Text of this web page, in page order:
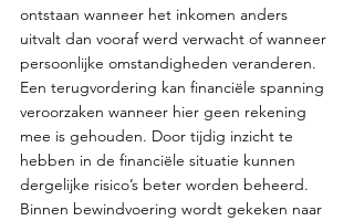
ontstaan wanneer het inkomen anders
uitvalt dan vooraf werd verwacht of wanneer
persoonlijke omstandigheden veranderen.
Een terugvordering kan financiële spanning
veroorzaken wanneer hier geen rekening
mee is gehouden. Door tijdig inzicht te
hebben in de financiële situatie kunnen
dergelijke risico’s beter worden beheerd.
Binnen bewindvoering wordt gekeken naar